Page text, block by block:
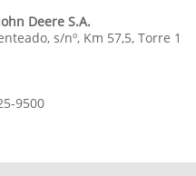
Deere S.A.
s/nº, Km 57,5, Torre 1
9500